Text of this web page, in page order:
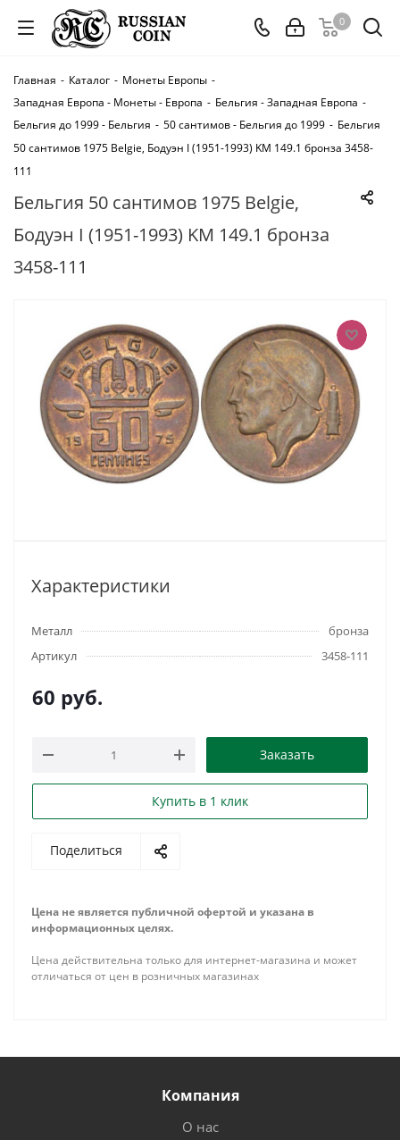
0
Главная - Каталог - Монеты Европы -
Западная Европа - Монеты - Европа - Бельгия - Западная Европа -
Бельгия до 1999 - Бельгия - 50 сантимов - Бельгия до 1999 - Бельгия
50 сантимов 1975 Belgie, Бодуэн I (1951-1993) KM 149.1 бронза 3458-
111
Бельгия 50 сантимов 1975 Belgie,
Бодуэн I (1951-1993) KM 149.1 бронза
3458-111
Характеристики
Металл
бронза
Артикул
3458-111
60 руб.
Заказать
Купить в 1 клик
Поделиться
Цена не является публичной офертой и указана в
информационных целях.
Цена действительна только для интернет-магазина и может
отличаться от цен в розничных магазинах
Компания
О нас